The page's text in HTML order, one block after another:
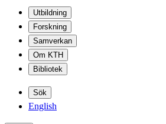
Utbildning
Forskning
Samverkan
Om KTH
Bibliotek
Sök
English